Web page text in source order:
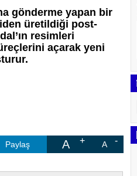
gönderme yapan bir
üretildiği post-
resimleri
açarak yeni
Paylaş A A